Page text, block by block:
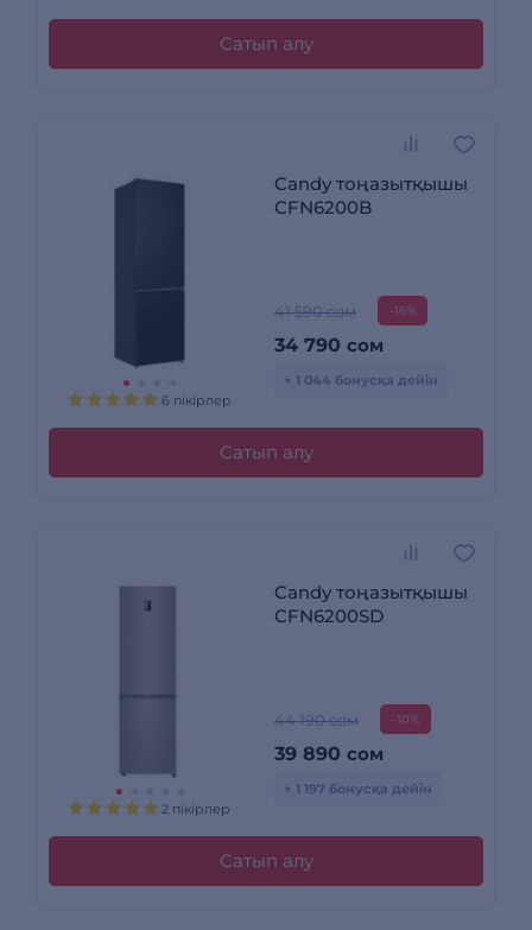
Сатып алу
6 пікірлер
Candy тоңазытқышы
CFN6200B
41 590 сом -16%
34 790 сом
+ 1 044 бонусқа дейін
Сатып алу
2 пікірлер
Candy тоңазытқышы
CFN6200SD
44 190 сом -10%
39 890 сом
+ 1 197 бонусқа дейін
Сатып алу